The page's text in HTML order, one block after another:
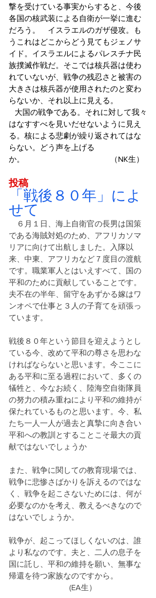
撃を受けている事実からすると、今後
各国の核武装による自衛が一挙に進む
だろう。　イスラエルのガザ侵攻。も
うこれはどこからどう見てもジェノサ
イド。イスラエルによるパレスチナ民
族撲滅作戦だ。そこでは核兵器は使わ
れていないが、戦争の残忍さと被害の
大きさは核兵器が使用されたのと変わ
らないか、それ以上に見える。
はなすすべを見いだせないように見え
る。核による悲劇が繰り返されてはな
らない。どう声を上げる
か。　　　　　　　　　　　（NK生）
投稿
「戦後８０年」によ
せて
６月１日、海上自衛官の長男は国策
である海賊対処のため、アフリカソマ
リアに向けて出航しました。入隊以
来、中東、アフリカなど７度目の渡航
です。職業軍人とはいえすべて、国の
平和のために貢献していることです。
夫不在の半年、留守をあずかる嫁はワ
ンオペで仕事と３人の子育てを頑張っ
ています。
戦後８０年という節目を迎えようとし
ている今、改めて平和の尊さを思わな
ければならないと思います。今ここに
ある平和に至る過程において、多くの
犠牲と、今なお続く、陸海空自衛隊員
の努力の積み重ねにより平和の維持が
保たれているものと思います。今、私
たち一人一人が過去と真摯に向き合い
平和への教訓とすることこそ最大の貢
献ではないでしょうか
また、戦争に関しての教育現場では、
戦争に悲惨さばかりを訴えるのではな
く、戦争を起こさないためには、何が
必要なのかを考え、教えるべきなので
はないでしょうか。
戦争が、起こってほしくないのは、誰
より私なのです。夫と、二人の息子を
国に託し、平和の維持を願い、無事な
帰還を待つ家族なのですから。
(EA生）